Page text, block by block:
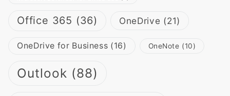
Office 365 (36) OneDrive (21)
OneDrive for Business (16) OneNote (10)
Outlook (88)